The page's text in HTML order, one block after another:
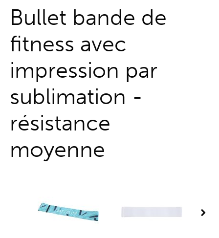
Bullet bande de
fitness avec
impression par
sublimation -
résistance
moyenne